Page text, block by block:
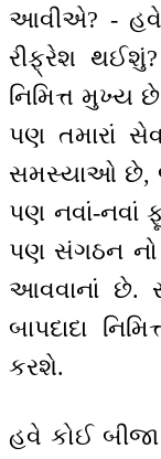
આવીએ? - હવે
રીફ્રેશ
નિમિત્ત મુખ્ય
પણ તમારાં
સમસ્યાઓ છે,
પણ નવાં-નવાં
પણ સંગઠન નો
આવવાનાં છે.
બાપદાદા
કરશે.
હવે કોઈ બીજા